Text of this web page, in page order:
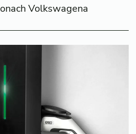
Volkswagena